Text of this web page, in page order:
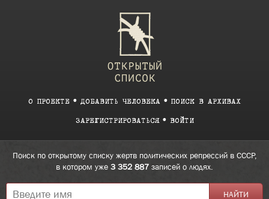
О ПРОЕКТЕ ДОБАВИТЬ ЧЕЛОВЕКА ПОИСК В АРХИВАХ
ЗАРЕГИСТРИРОВАТЬСЯ ВОЙТИ
Поиск по открытому списку жертв политических репрессий в СССР,
в котором уже 3 352 887 записей о людях.